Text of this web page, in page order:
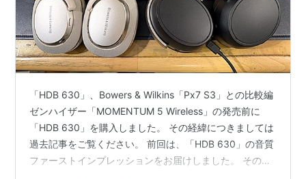
「HDB 630」、Bowers & Wilkins「Px7 S3」との比較編
ゼンハイザー「MOMENTUM 5 Wireless」の発売前に
「HDB 630」を購入しました。 その経緯につきましては
過去記事をご覧ください。 前回は、「HDB 630」の音質
ファーストインプレッションをお届けしました。 その内